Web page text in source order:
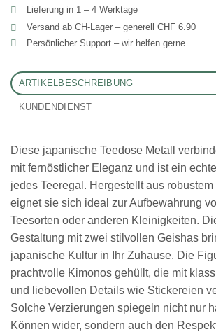
Lieferung in 1 – 4 Werktage
Versand ab CH‑Lager – generell CHF 6.90
Persönlicher Support – wir helfen gerne
ARTIKELBESCHREIBUNG
KUNDENDIENST
Diese japanische Teedose Metall
mit fernöstlicher Eleganz und ist ein
jedes Teeregal. Hergestellt aus
eignet sie sich ideal zur Aufbewahrung
Teesorten oder anderen Kleinigkeiten.
Gestaltung mit zwei stilvollen Geishas
japanische Kultur in Ihr Zuhause. Die
prachtvolle Kimonos gehüllt, die mit
und liebevollen Details wie Stickereien
Solche Verzierungen spiegeln nicht nur
Können wider, sondern auch den